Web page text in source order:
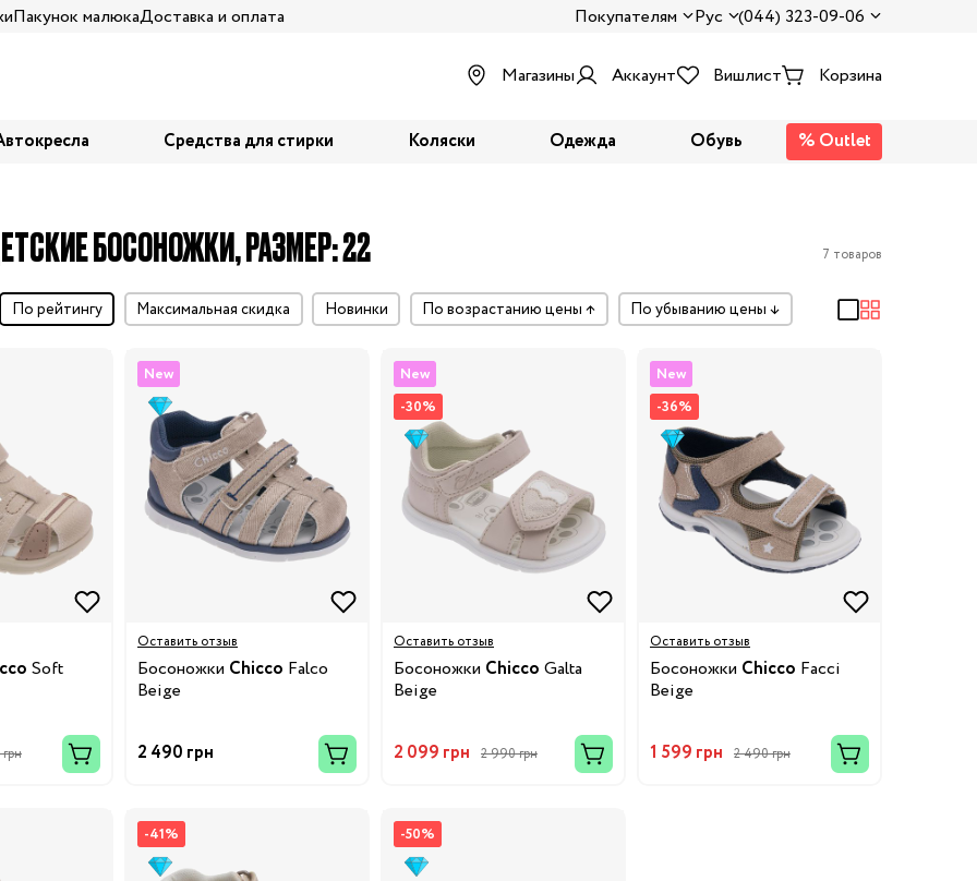
Пакунок малюкаДоставка и оплата Покупателям Рус (044) 323-09-06
Магазины Аккаунт Вишлист Корзина
Средства для стирки Коляски Одежда Обувь
% Outlet
БОСОНОЖКИ, РАЗМЕР: 22 7 товаров
по рейтингу максимальная скидка Новинки по возрастанию цены ↑ по убыванию цены ↓
Soft
New
Оставить отзыв
Босоножки Chicco Falco
Beige
2 490 грн
New
-30%
Оставить отзыв
Босоножки Chicco Galta
Beige
2 099 грн 2 990 грн
New
-36%
Оставить отзыв
Босоножки Chicco Facci
Beige
1 599 грн 2 490 грн
-41% -50%